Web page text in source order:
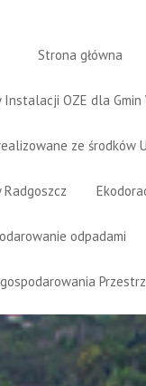
Strona główna
OZE dla
ze środków
odpadami